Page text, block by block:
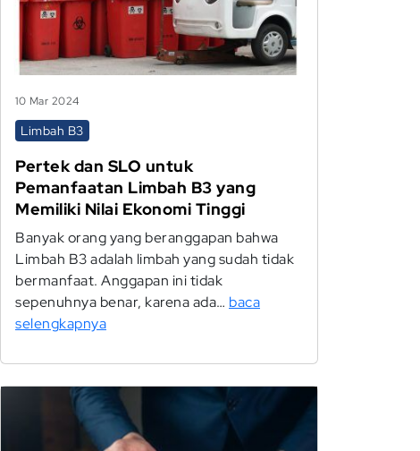
10 Mar 2024
Limbah B3
Pertek dan SLO untuk
Pemanfaatan Limbah B3 yang
Memiliki Nilai Ekonomi Tinggi
Banyak orang yang beranggapan bahwa
Limbah B3 adalah limbah yang sudah tidak
bermanfaat. Anggapan ini tidak
sepenuhnya benar, karena ada… baca
selengkapnya